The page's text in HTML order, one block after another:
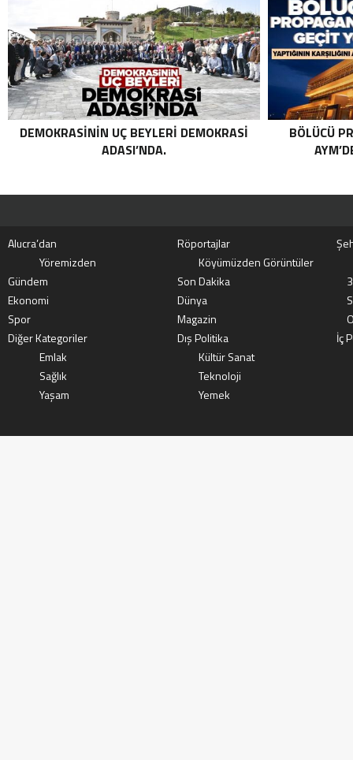
ORTAK OPERASYON! KIRMIZI
KATEGORIDEKI TERÖRIST NAZLI
TAŞPINAR ETKISIZ HALE GETIRILDI .
DEMOKRASININ UÇ BEYLERI DEMOKRASI
ADASI’NDA.
BÖLÜCÜ
Alucra’dan Röportajlar
Yöremizden
Köyümüzden Görüntüler
Gündem
Son Dakika
Ekonomi
Dünya
Spor
Magazin
Diğer Kategoriler
Dış Politika
İç
Emlak
Kültür Sanat
Sağlık
Teknoloji
Yaşam
Yemek